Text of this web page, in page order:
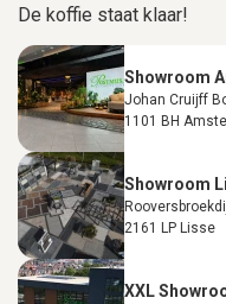
De koffie staat klaar!
Showroom
Johan Cruijff
1101 BH
Showroom
2161 LP Lisse
XXL